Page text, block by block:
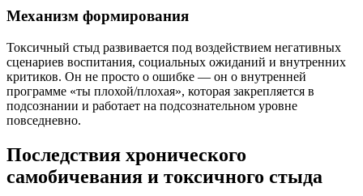
Механизм формирования
Токсичный стыд развивается под воздействием негативных
сценариев воспитания, социальных ожиданий и внутренних
критиков. Он не просто о ошибке — он о внутренней
программе «ты плохой/плохая», которая закрепляется в
подсознании и работает на подсознательном уровне
повседневно.
Последствия хронического
самобичевания и токсичного стыда